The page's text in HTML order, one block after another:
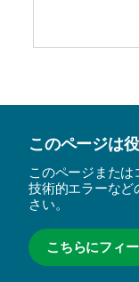
このページは
このページまたは
技術的エラーなど
さい。
こちらにフィ